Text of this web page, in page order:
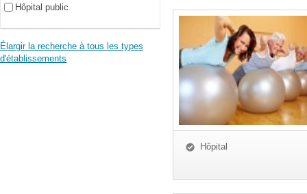
Hôpital public
Élargir la recherche à tous les types
d'établissements
Hôpital